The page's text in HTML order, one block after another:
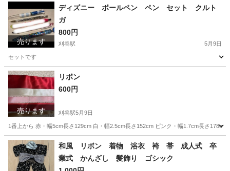
愛知 刈谷市 刈谷駅 その他 サンセベリア
売ります
ディズニー ボールペン ペン セット クルト
ガ
800円
刈谷駅 5月9日
セットです
愛知 刈谷市 刈谷駅
売ります
リボン
600円
刈谷駅5月9日
1番上から 赤・幅5cm長さ129cm 白・幅2.5cm長さ152cm ピンク・幅1.7cm長さ
愛知 刈谷市 刈谷駅 ラッピング用品 ピンク
和風 リボン 着物 浴衣 袴 帯 成人式 卒
業式 かんざし 髪飾り ゴシック